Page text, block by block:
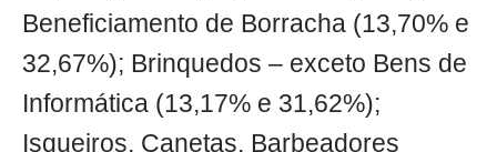
Beneficiamento de Borracha (13,70% e
32,67%); Brinquedos – exceto Bens de
Informática (13,17% e 31,62%);
Isqueiros, Canetas, Barbeadores